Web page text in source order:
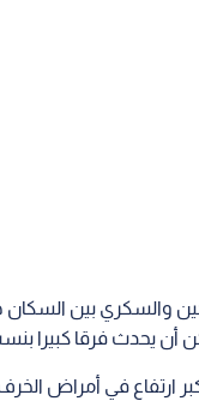
والسكري بين
أن يحدث فرقا كبيرا
ارتفاع في أمراض